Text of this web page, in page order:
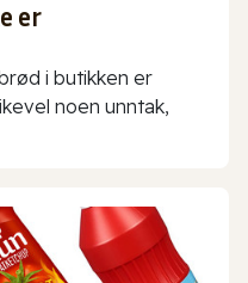
er
i butikken er
noen unntak,